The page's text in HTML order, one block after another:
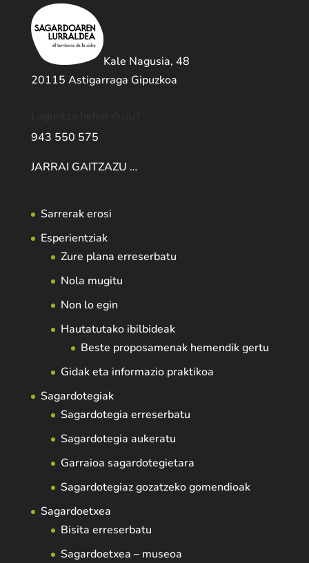
Kale Nagusia, 48
20115 Astigarraga Gipuzkoa
943 550 575
JARRAI GAITZAZU …
Sarrerak erosi
Esperientziak
Zure plana erreserbatu
Nola mugitu
Non lo egin
Hautatutako ibilbideak
Beste proposamenak hemendik gertu
Gidak eta informazio praktikoa
Sagardotegiak
Sagardotegia erreserbatu
Sagardotegia aukeratu
Garraioa sagardotegietara
Sagardotegiaz gozatzeko gomendioak
Sagardoetxea
Bisita erreserbatu
Sagardoetxea – museoa